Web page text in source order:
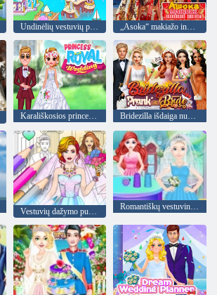
Undinėlių vestuvių pasaulis „Asoka“ makiažo indėnų nuotaka
Karališkosios princesės vestuvės Bridezilla išdaiga nuotaka
Vestuvių dažymo puošniai apsirengimo žaidimas Romantiškų vestuvinių suknelių parduotuvė